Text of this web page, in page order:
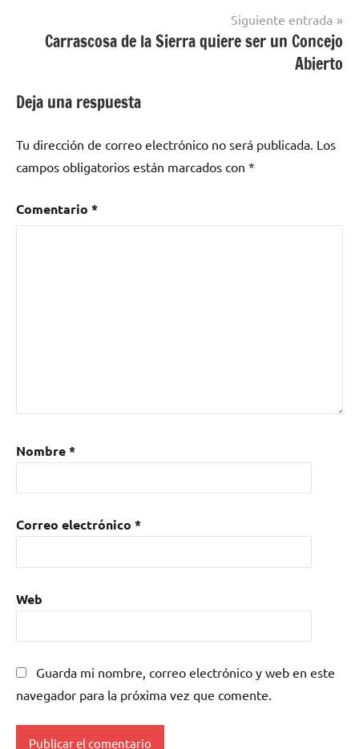
Siguiente entrada
Carrascosa de la Sierra quiere ser un Concejo
Abierto
Deja una respuesta
Tu dirección de correo electrónico no será publicada. Los
campos obligatorios están marcados con *
Comentario *
Nombre*
Correo electrónico *
Web
Guarda mi nombre, correo electrónico y web en este
navegador para la próxima vez que comente.